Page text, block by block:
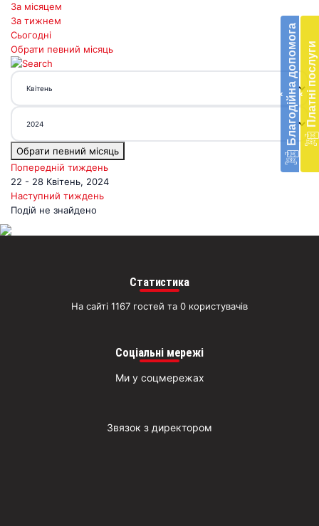
‹ Благодійна допомогав
‹ Платні послуги
За місяцем
За тижнем
Сьогодні
Обрати певний місяць
Обрати певний місяць
Попередній тиждень
22 - 28 Квітень, 2024
Наступний тиждень
Подій не знайдено
Статистика
На сайті 1167 гостей та 0 користувачів
Соціальні мережі
Ми у соцмережах
Звязок з директором